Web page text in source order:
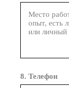
8. Телефон